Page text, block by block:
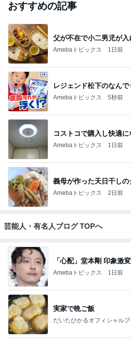
おすすめの記事
父が不在で小二男児が入
Amebaトピックス 1日前
レジェンド松下のなんで
Amebaトピックス 5秒前
コストコで購入し快適
Amebaトピックス 1日前
義母が作った天日干しの
Amebaトピックス 2日前
芸能人・有名人ブログ TOPへ
「心配」堂本剛 印象激
Amebaトピックス 1日前
実家で晩ご飯
だいたひかるオフィシャル